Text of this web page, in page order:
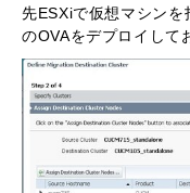
先ESXiで仮想マシン
のOVAをデプロイして